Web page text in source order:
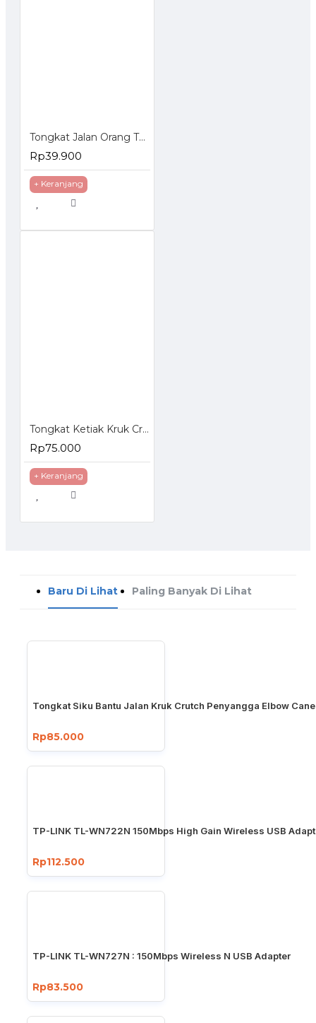
Tongkat Jalan Orang Tua 1 Kaki Stainless
Rp39.900
+ Keranjang
Tongkat Ketiak Kruk Crutch Alat Bantu Jalan
Rp75.000
+ Keranjang
Baru Di Lihat Paling Banyak Di Lihat
Tongkat Siku Bantu Jalan Kruk Crutch Penyangga Elbow Cane
Rp85.000
TP-LINK TL-WN722N 150Mbps High Gain Wireless USB
Rp112.500
TP-LINK TL-WN727N : 150Mbps Wireless N USB Adapter
Rp83.500